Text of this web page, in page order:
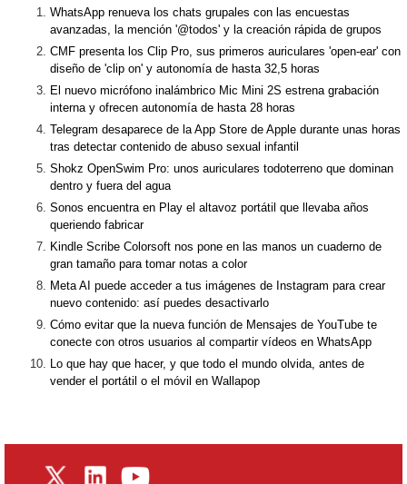
WhatsApp renueva los chats grupales con las encuestas
avanzadas, la mención '@todos' y la creación rápida de grupos
CMF presenta los Clip Pro, sus primeros auriculares 'open-ear' con
diseño de 'clip on' y autonomía de hasta 32,5 horas
El nuevo micrófono inalámbrico Mic Mini 2S estrena grabación
interna y ofrecen autonomía de hasta 28 horas
Telegram desaparece de la App Store de Apple durante unas horas
tras detectar contenido de abuso sexual infantil
Shokz OpenSwim Pro: unos auriculares todoterreno que dominan
dentro y fuera del agua
Sonos encuentra en Play el altavoz portátil que llevaba años
queriendo fabricar
Kindle Scribe Colorsoft nos pone en las manos un cuaderno de
gran tamaño para tomar notas a color
Meta AI puede acceder a tus imágenes de Instagram para crear
nuevo contenido: así puedes desactivarlo
Cómo evitar que la nueva función de Mensajes de YouTube te
conecte con otros usuarios al compartir vídeos en WhatsApp
Lo que hay que hacer, y que todo el mundo olvida, antes de
vender el portátil o el móvil en Wallapop